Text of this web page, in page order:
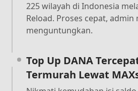
225 wilayah di Indonesia
Reload. Proses cepat,
menguntungkan.
Top Up DANA
Termurah Lewat